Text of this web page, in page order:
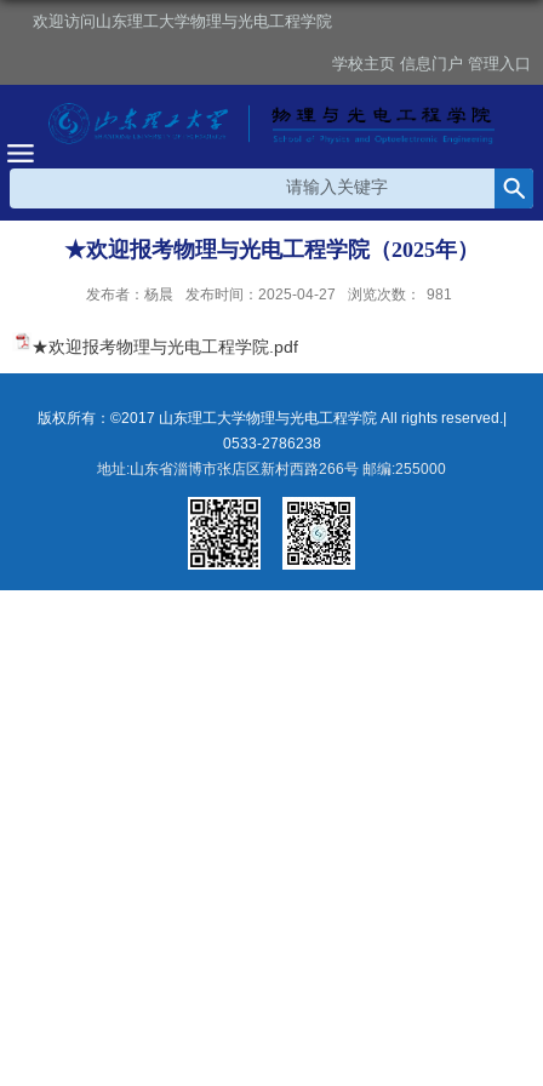
欢迎访问山东理工大学物理与光电工程学院
学校主页 信息门户 管理入口
★欢迎报考物理与光电工程学院（2025年）
发布者：杨晨 发布时间：2025-04-27 浏览次数： 981
★欢迎报考物理与光电工程学院.pdf
版权所有：©2017 山东理工大学物理与光电工程学院 All rights reserved.|
0533-2786238
地址:山东省淄博市张店区新村西路266号 邮编:255000